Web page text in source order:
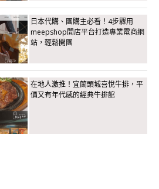
日本代購、團購主必看！4步驟用
meepshop開店平台打造專業電商網
站，輕鬆開團
在地人激推！宜蘭頭城喜悅牛排，平
價又有年代感的經典牛排館